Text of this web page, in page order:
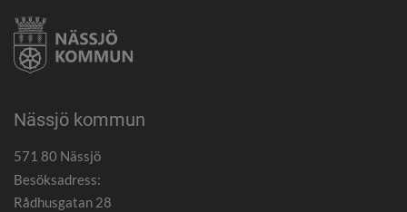
Nässjö kommun
571 80 Nässjö
Besöksadress:
Rådhusgatan 28